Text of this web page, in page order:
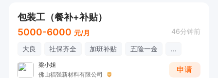
包装工（餐补+补贴）
5000-6000 元/月 46分钟前
大良 社保齐全 加班补贴 五险一金 ...
梁小姐
佛山福强新材料有限公司
申请